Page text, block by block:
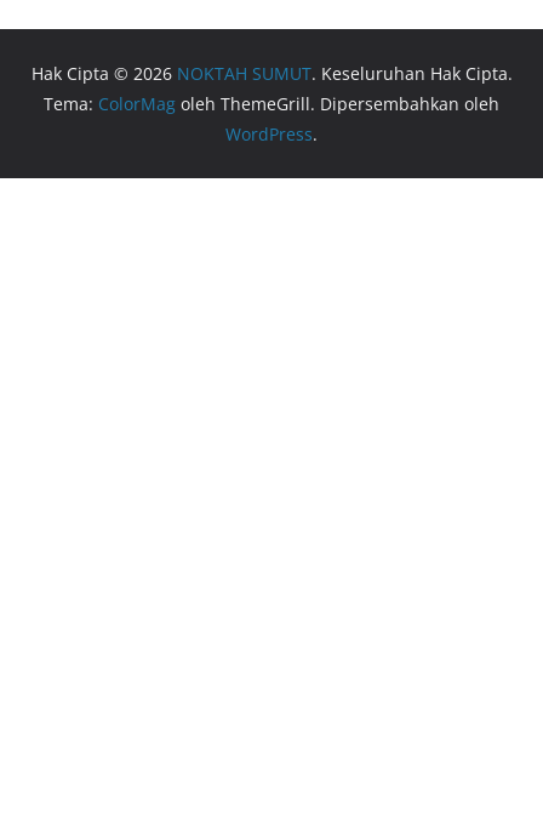
Hak Cipta © 2026 NOKTAH SUMUT. Keseluruhan Hak Cipta.
Tema: ColorMag oleh ThemeGrill. Dipersembahkan oleh
WordPress.